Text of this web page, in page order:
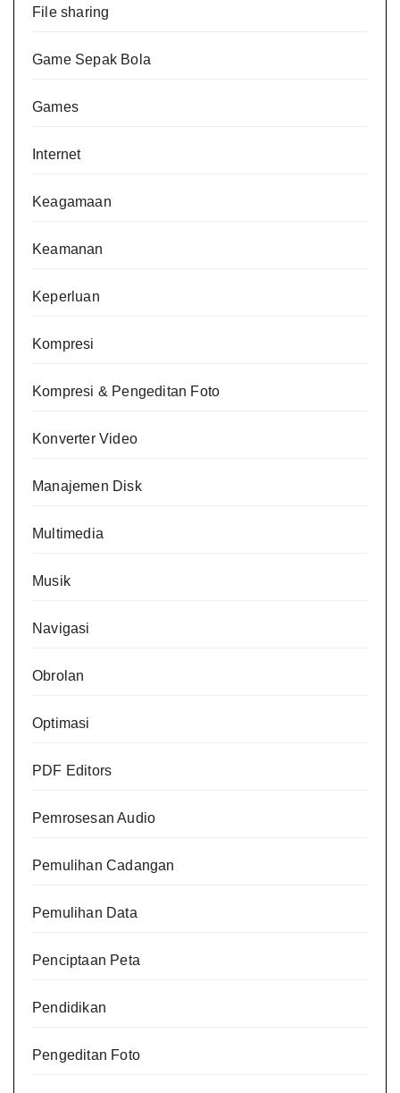
File sharing
Game Sepak Bola
Games
Internet
Keagamaan
Keamanan
Keperluan
Kompresi
Kompresi & Pengeditan Foto
Konverter Video
Manajemen Disk
Multimedia
Musik
Navigasi
Obrolan
Optimasi
PDF Editors
Pemrosesan Audio
Pemulihan Cadangan
Pemulihan Data
Penciptaan Peta
Pendidikan
Pengeditan Foto